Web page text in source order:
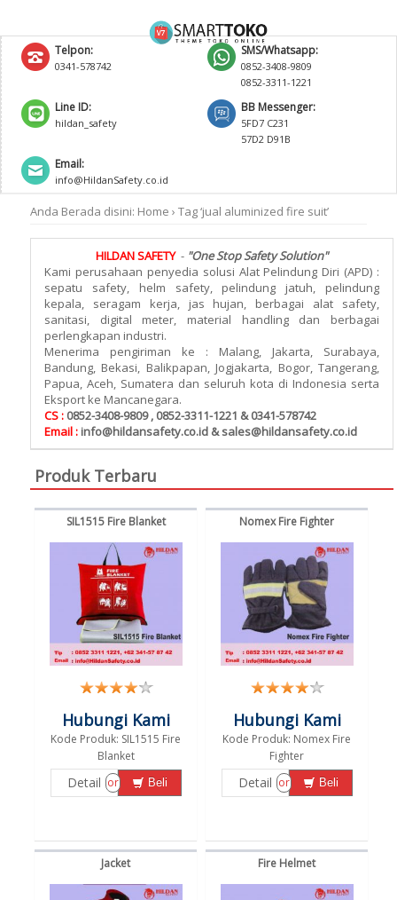
Telpon:
0341-578742
SMS/Whatsapp:
0852-3408-9809
0852-3311-1221
Line ID:
hildan_safety
BB Messenger:
5FD7 C231
57D2 D91B
Email:
info@HildanSafety.co.id
Anda Berada disini: Home › Tag ‘jual aluminized fire suit’
HILDAN SAFETY- "One Stop Safety Solution"
Kami perusahaan penyedia solusi Alat Pelindung Diri (APD) :
sepatu safety, helm safety, pelindung jatuh, pelindung
kepala, seragam kerja, jas hujan, berbagai alat safety,
sanitasi, digital meter, material handling dan berbagai
perlengkapan industri.
Menerima pengiriman ke : Malang, Jakarta, Surabaya,
Bandung, Bekasi, Balikpapan, Jogjakarta, Bogor, Tangerang,
Papua, Aceh, Sumatera dan seluruh kota di Indonesia serta
Eksport ke Mancanegara.
CS : 0852-3408-9809 , 0852-3311-1221 & 0341-578742
Email : info@hildansafety.co.id & sales@hildansafety.co.id
Produk Terbaru
SIL1515 Fire Blanket
Hubungi Kami
Kode Produk: SIL1515 Fire
Blanket
Detail or Beli
Nomex Fire Fighter
Hubungi Kami
Kode Produk: Nomex Fire
Fighter
Detail or Beli
Jacket Fire Helmet